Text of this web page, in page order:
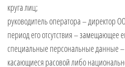
круга лиц;
руководитель оператора – директор
период его отсутствия – замещающее
специальные персональные данные
касающиеся расовой либо